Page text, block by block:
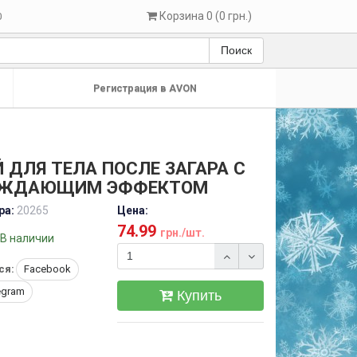
Корзина 0 (0 грн.)
Поиск
Регистрация в AVON
ДЛЯ ТЕЛА ПОСЛЕ ЗАГАРА С
ЭФФЕКТОМ
20265
В наличии
Facebook
Цена:
74.99 грн./шт.
Купить